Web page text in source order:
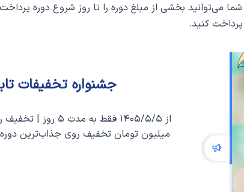
می‌توانید بخشی از مبلغ دوره را تا روز شروع دوره پرداخت
کنید.
جشنواره تخفیفات
میلیون تومان تخفیف روی جذاب‌ترین